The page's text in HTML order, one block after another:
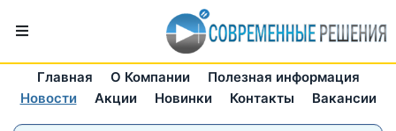
Главная О Компании
Полезная информация
Новости
Акции Новинки Контакты Вакансии